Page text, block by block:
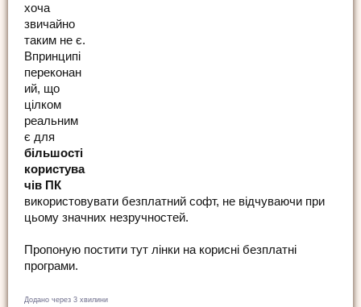
хоча
звичайно
таким не є.
Впринципі
переконан
ий, що
цілком
реальним
є для
більшості
користува
чів ПК
використовувати безплатний софт, не відчуваючи при
цьому значних незручностей.
Пропоную постити тут лінки на корисні безплатні
програми.
Додано через 3 хвилини